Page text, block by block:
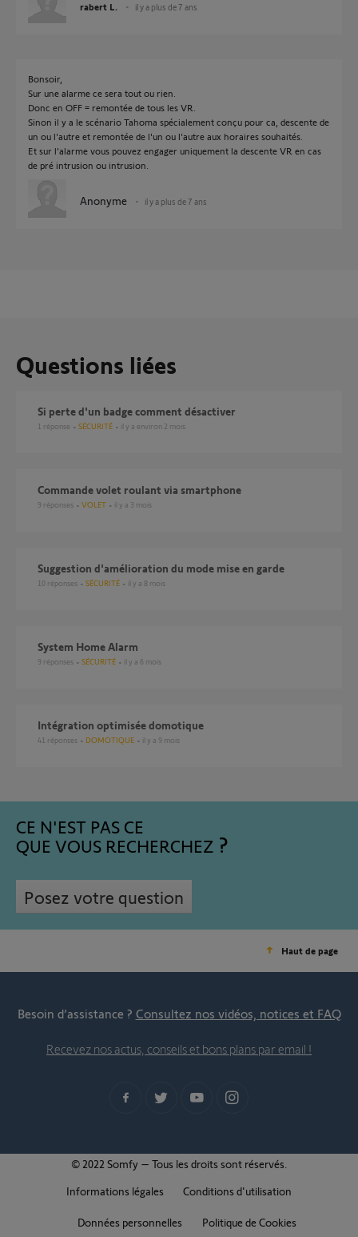
rabert L. il y a plus de 7 ans
Bonsoir,
Sur une alarme ce sera tout ou rien.
Donc en OFF = remontée de tous les VR.
Sinon il y a le scénario Tahoma spécialement conçu pour ca, descente de
un ou l'autre et remontée de l'un ou l'autre aux horaires souhaités.
Et sur l'alarme vous pouvez engager uniquement la descente VR en cas
de pré intrusion ou intrusion.
Anonyme il y a plus de 7 ans
Questions liées
si perte d'un badge comment désactiver
1 réponse SÉCURITÉ il y a environ 2 mois
Commande volet roulant via smartphone
9 réponses VOLET il y a 3 mois
Suggestion d'amélioration du mode mise en garde
10 réponses SÉCURITÉ il y a 8 mois
System Home Alarm
9 réponses SÉCURITÉ il y a 6 mois
Intégration optimisée domotique
41 réponses DOMOTIQUE il y a 9 mois
CE N'EST PAS CE
QUE VOUS RECHERCHEZ
Posez votre question
Haut de page
Besoin d’assistance ? Consultez nos vidéos, notices et FAQ
Recevez nos actus, conseils et bons plans par email !
© 2022 Somfy – Tous les droits sont réservés.
Informations légales
Conditions d'utilisation
Données personnelles Politique de Cookies